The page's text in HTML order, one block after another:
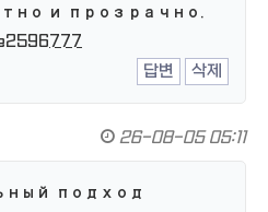
и прозрачно.
답변
삭제
26-08-05 05:11
подход